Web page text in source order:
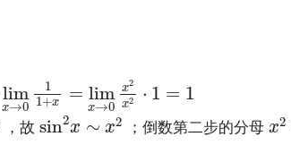
lim
x→0
1
1+x = lim
x→0
x2
x2 ⋅ 1 = 1
→ ⋅
，故 sin2x ∼ x2
sin2 ∼x2
；倒数第二步的分母x2
2